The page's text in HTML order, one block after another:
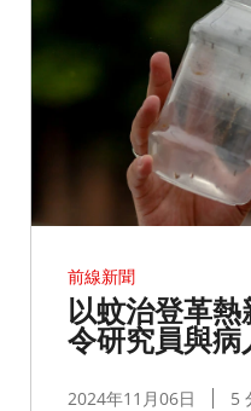
前線新聞
以蚊治登革
令研究員與病
2024年11月06日 5